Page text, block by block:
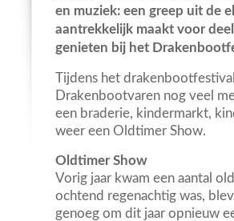
en muziek: een greep uit de
aantrekkelijk maakt voor
genieten bij het
Tijdens het
Drakenbootvaren nog veel
een braderie, kindermarkt,
weer een Oldtimer Show.
Oldtimer Show
Vorig jaar kwam een aantal
ochtend regenachtig was,
genoeg om dit jaar opnieuw